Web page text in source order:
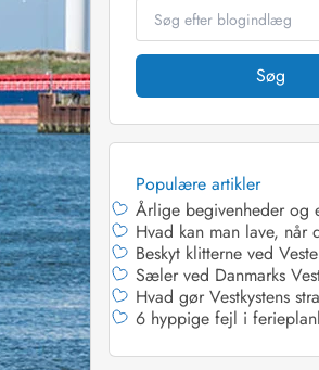
Søg
Populære artikler
Årlige begivenheder og
Hvad kan man lave, når
Beskyt klitterne ved
Sæler ved Danmarks
Hvad gør Vestkystens
6 hyppige fejl i